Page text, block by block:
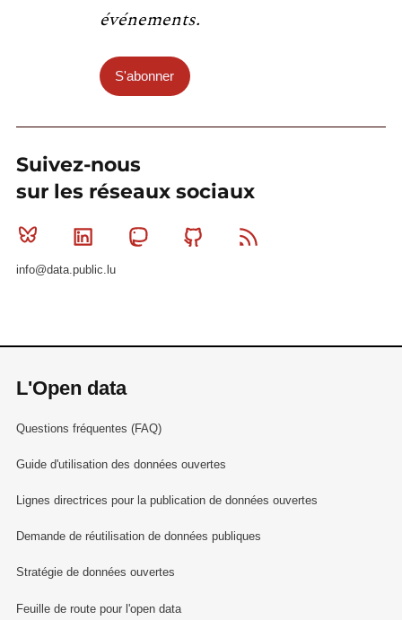
événements.
S'abonner
Suivez-nous
sur les réseaux sociaux
Bluesky Linkedin MastodonGithub
info@data.public.lu
L'Open data
Questions fréquentes (FAQ)
Guide d'utilisation des données ouvertes
Lignes directrices pour la publication de données ouvertes
Demande de réutilisation de données publiques
Stratégie de données ouvertes
Feuille de route pour l'open data